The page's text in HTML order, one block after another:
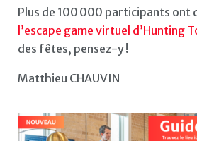
Plus de 100 000 participants ont
l’escape game virtuel d’Hunting
des fêtes, pensez-y !
Matthieu CHAUVIN